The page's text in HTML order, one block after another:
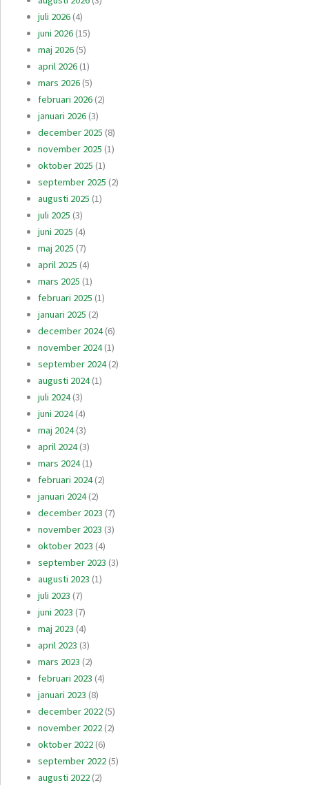
juli 2026(4)
juni 2026(15)
maj 2026(5)
april 2026(1)
mars 2026(5)
februari 2026(2)
januari 2026(3)
december 2025 (8)
november 2025 (1)
oktober 2025 (1)
september 2025 (2)
augusti 2025 (1)
juli 2025 (3)
juni 2025 (4)
maj 2025 (7)
april 2025 (4)
mars 2025 (1)
februari 2025 (1)
januari 2025 (2)
december 2024(6)
november 2024(1)
september 2024(2)
augusti 2024(1)
juli 2024(3)
juni 2024(4)
maj 2024(3)
april 2024(3)
mars 2024(1)
februari 2024(2)
januari 2024(2)
december 2023 (7)
november 2023 (3)
oktober 2023 (4)
september 2023 (3)
augusti 2023 (1)
juli 2023 (7)
juni 2023 (7)
maj 2023 (4)
april 2023 (3)
mars 2023 (2)
februari 2023 (4)
januari 2023 (8)
december 2022(5)
november 2022(2)
oktober 2022(6)
september 2022(5)
augusti 2022(2)